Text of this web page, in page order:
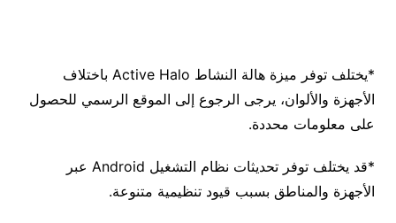
*يختلف توفر ميزة هالة النشاط Active Halo باختلاف
الأجهزة والألوان، يرجى الرجوع إلى الموقع الرسمي للحصول
على معلومات محددة.
*قد يختلف توفر تحديثات نظام التشغيل Android عبر
الأجهزة والمناطق بسبب قيود تنظيمية متنوعة.